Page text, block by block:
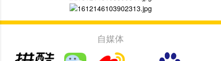
自媒体